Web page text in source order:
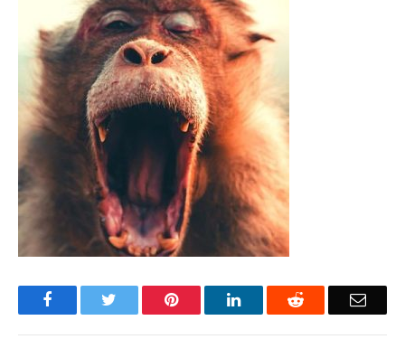
Facebook Pinterest LinkedIn Reddit Email